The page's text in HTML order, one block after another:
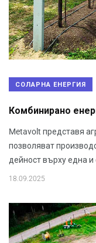
СОЛАРНА ЕНЕРГИЯ
Комбинирано
Metavolt представя
позволяват
дейност върху една
18.09.2025